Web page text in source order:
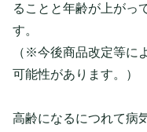
ることと年齢が上がっ
す。
（※今後商品改定等に
可能性があります。）
高齢になるにつれて病